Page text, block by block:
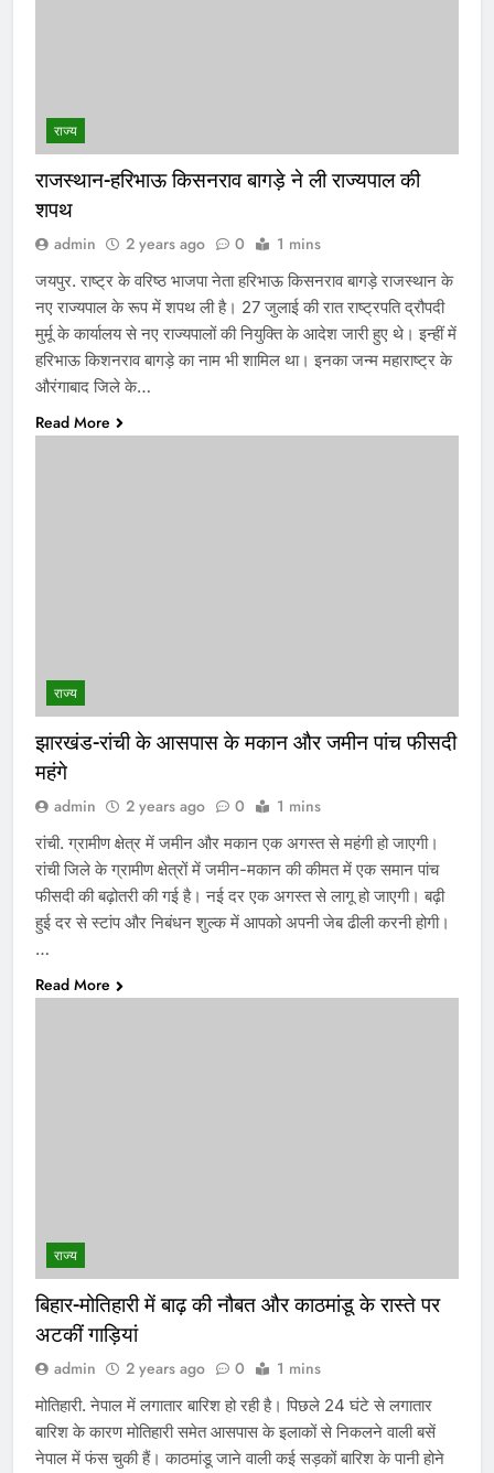
राज्य
राजस्थान-हरिभाऊ किसनराव बागड़े ने ली राज्यपाल की
शपथ
admin 2 years ago 0 1 mins
जयपुर. राष्ट्र के वरिष्ठ भाजपा नेता हरिभाऊ किसनराव बागड़े राजस्थान के
नए राज्यपाल के रूप में शपथ ली है। 27 जुलाई की रात राष्ट्रपति द्रौपदी
मुर्मू के कार्यालय से नए राज्यपालों की नियुक्ति के आदेश जारी हुए थे। इन्हीं में
हरिभाऊ किशनराव बागड़े का नाम भी शामिल था। इनका जन्म महाराष्ट्र के
औरंगाबाद जिले के…
Read More
राज्य
झारखंड-रांची के आसपास के मकान और जमीन पांच फीसदी
महंगे
admin 2 years ago 0 1 mins
रांची. ग्रामीण क्षेत्र में जमीन और मकान एक अगस्त से महंगी हो जाएगी।
रांची जिले के ग्रामीण क्षेत्रों में जमीन-मकान की कीमत में एक समान पांच
फीसदी की बढ़ोतरी की गई है। नई दर एक अगस्त से लागू हो जाएगी। बढ़ी
हुई दर से स्टांप और निबंधन शुल्क में आपको अपनी जेब ढीली करनी होगी।
…
Read More
राज्य
बिहार-मोतिहारी में बाढ़ की नौबत और काठमांडू के रास्ते पर
अटकीं गाड़ियां
admin 2 years ago 0 1 mins
मोतिहारी. नेपाल में लगातार बारिश हो रही है। पिछले 24 घंटे से लगातार
बारिश के कारण मोतिहारी समेत आसपास के इलाकों से निकलने वाली बसें
नेपाल में फंस चुकी हैं। काठमांडू जाने वाली कई सड़कों बारिश के पानी होने